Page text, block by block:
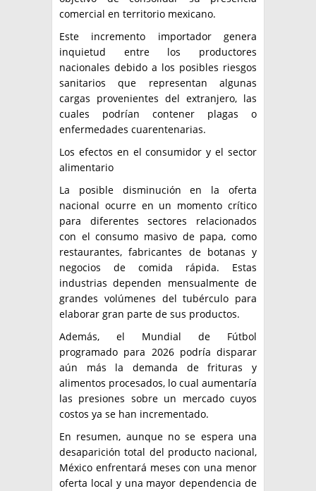
comercial en territorio mexicano.
Este incremento importador genera
inquietud entre los productores
nacionales debido a los posibles riesgos
sanitarios que representan algunas
cargas provenientes del extranjero, las
cuales podrían contener plagas o
enfermedades cuarentenarias.
Los efectos en el consumidor y el sector
alimentario
La posible disminución en la oferta
nacional ocurre en un momento crítico
para diferentes sectores relacionados
con el consumo masivo de papa, como
restaurantes, fabricantes de botanas y
negocios de comida rápida. Estas
industrias dependen mensualmente de
grandes volúmenes del tubérculo para
elaborar gran parte de sus productos.
Además, el Mundial de Fútbol
programado para 2026 podría disparar
aún más la demanda de frituras y
alimentos procesados, lo cual aumentaría
las presiones sobre un mercado cuyos
costos ya se han incrementado.
En resumen, aunque no se espera una
desaparición total del producto nacional,
México enfrentará meses con una menor
oferta local y una mayor dependencia de